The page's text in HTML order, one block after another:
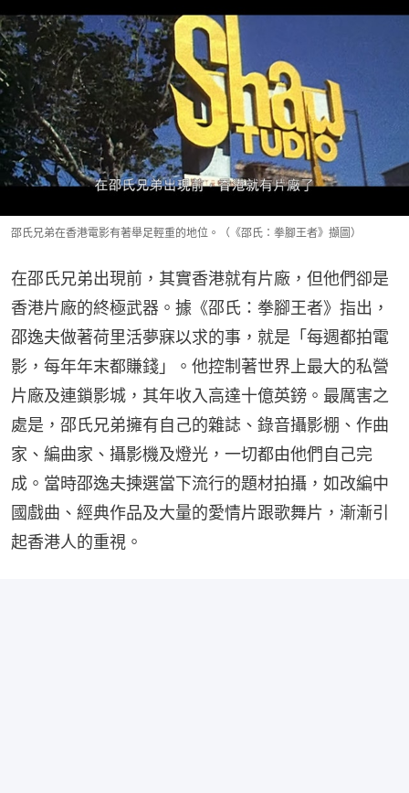
邵氏兄弟在香港電影有著舉足輕重的地位。（《邵氏：拳腳王者》擷圖）
在邵氏兄弟出現前，其實香港就有片廠，但他們卻是
香港片廠的終極武器。據《邵氏：拳腳王者》指出，
邵逸夫做著荷里活夢寐以求的事，就是「每週都拍電
影，每年年末都賺錢」。他控制著世界上最大的私營
片廠及連鎖影城，其年收入高達十億英鎊。最厲害之
處是，邵氏兄弟擁有自己的雜誌、錄音攝影棚、作曲
家、編曲家、攝影機及燈光，一切都由他們自己完
成。當時邵逸夫揀選當下流行的題材拍攝，如改編中
國戲曲、經典作品及大量的愛情片跟歌舞片，漸漸引
起香港人的重視。